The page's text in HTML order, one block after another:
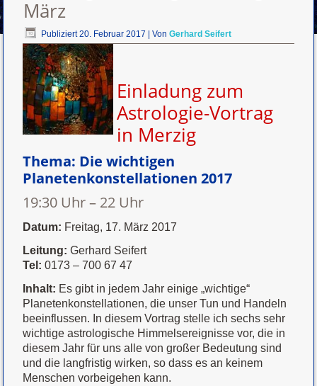
März
Publiziert 20. Februar 2017 |Von Gerhard Seifert
Einladung zum
Astrologie-Vortrag
in Merzig
Thema: Die wichtigen
Planetenkonstellationen 2017
19:30 Uhr – 22 Uhr
Datum: Freitag, 17. März 2017
Leitung: Gerhard Seifert
Tel: 0173 – 700 67 47
Inhalt: Es gibt in jedem Jahr einige „wichtige“
Planetenkonstellationen, die unser Tun und Handeln
beeinflussen. In diesem Vortrag stelle ich sechs sehr
wichtige astrologische Himmelsereignisse vor, die in
diesem Jahr für uns alle von großer Bedeutung sind
und die langfristig wirken, so dass es an keinem
Menschen vorbeigehen kann.